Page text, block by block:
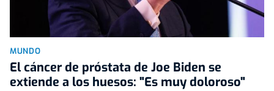
MUNDO
El cáncer de próstata de Joe Biden se
extiende a los huesos: "Es muy doloroso"